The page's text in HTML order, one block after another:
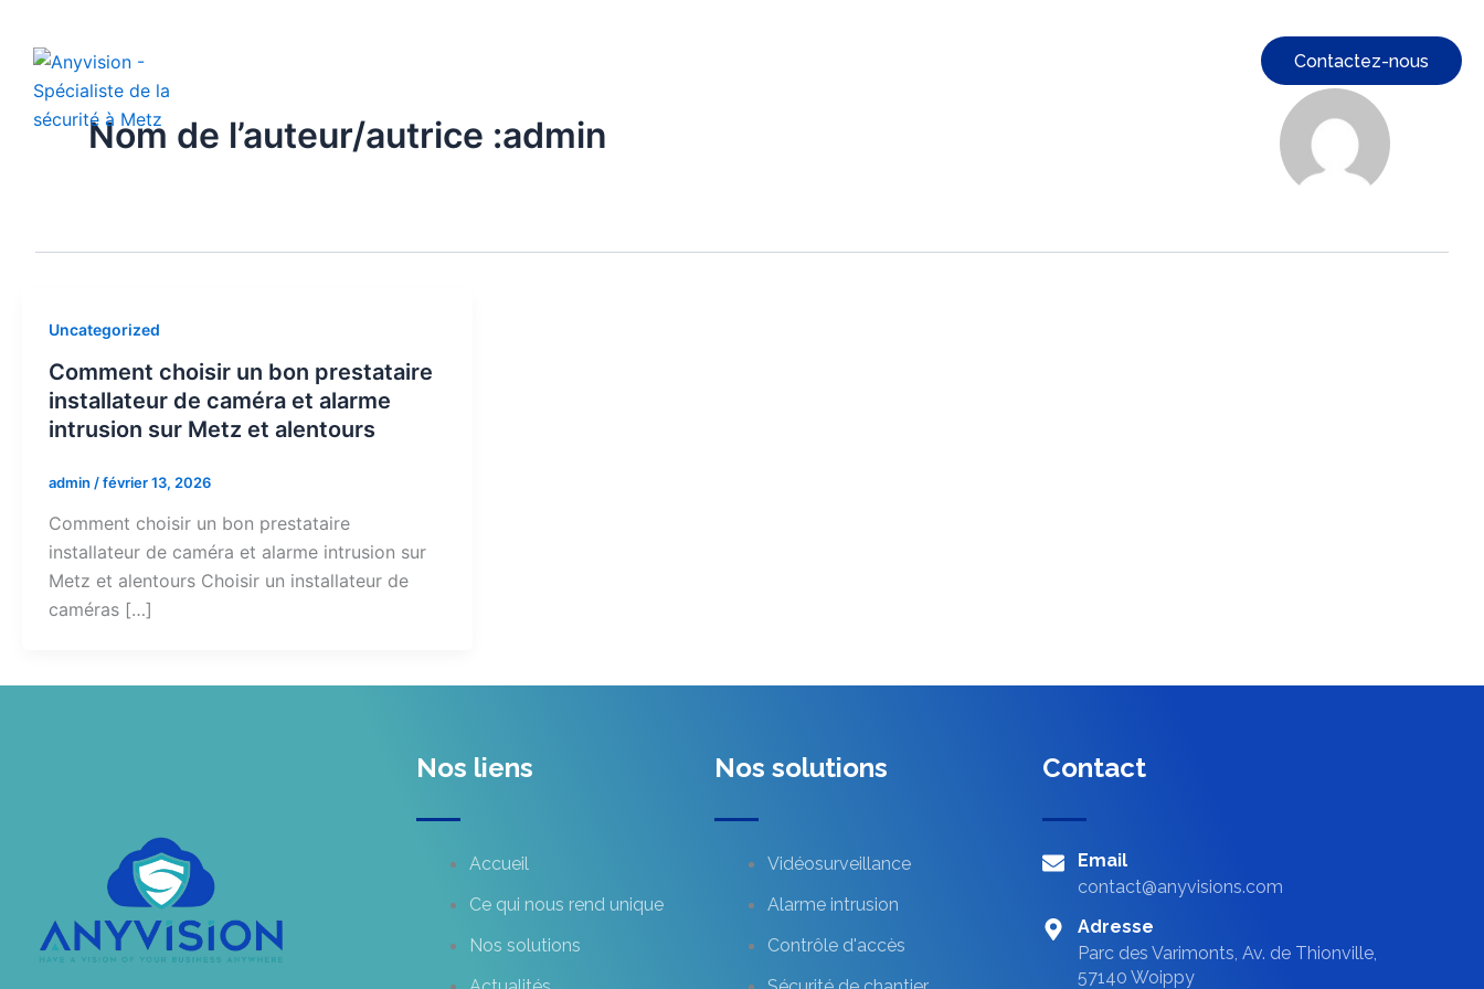
contenu
Contactez-nous
Nom de l’auteur/autrice :admin
Uncategorized
Comment choisir un bon prestataire
installateur de caméra et alarme
intrusion sur Metz et alentours
admin /février 13, 2026
Comment choisir un bon prestataire
installateur de caméra et alarme intrusion sur
Metz et alentours Choisir un installateur de
caméras […]
Nos liens
Accueil
Ce qui nous rend unique
Nos solutions
Nos solutions
Vidéosurveillance
Alarme intrusion
Contrôle d'accès
Contact
Email
contact@anyvisions.com
Adresse
Parc des Varimonts, Av. de Thionville,
57140 Woippy